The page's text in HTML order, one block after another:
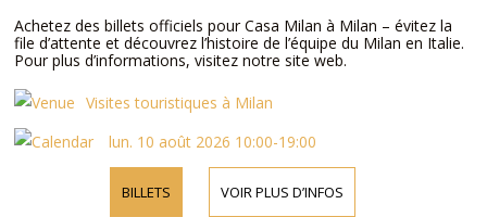
Achetez des billets officiels pour Casa Milan à Milan – évitez la
file d’attente et découvrez l’histoire de l’équipe du Milan en Italie.
Pour plus d’informations, visitez notre site web.
Visites touristiques à Milan
lun. 10 août 2026 10:00-19:00
BILLETS VOIR PLUS D’INFOS